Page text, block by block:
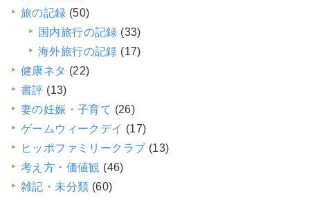
旅の記録 (50)
国内旅行の記録 (33)
海外旅行の記録 (17)
健康ネタ (22)
書評 (13)
妻の妊娠・子育て (26)
ゲームウィークデイ (17)
ヒッポファミリークラブ (13)
考え方・価値観 (46)
雑記・未分類 (60)